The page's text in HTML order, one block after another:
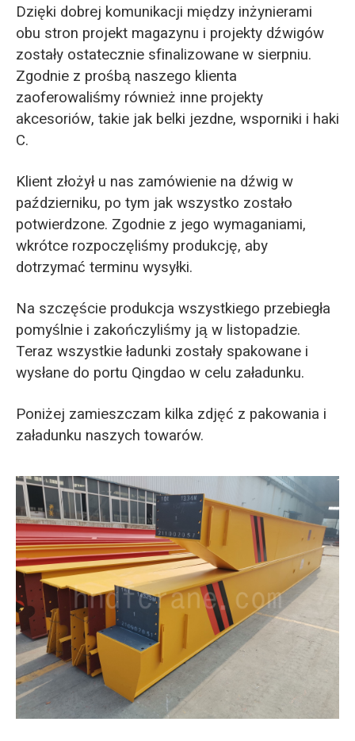
Dzięki dobrej komunikacji między inżynierami
obu stron projekt magazynu i projekty dźwigów
zostały ostatecznie sfinalizowane w sierpniu.
Zgodnie z prośbą naszego klienta
zaoferowaliśmy również inne projekty
akcesoriów, takie jak belki jezdne, wsporniki i haki
C.
Klient złożył u nas zamówienie na dźwig w
październiku, po tym jak wszystko zostało
potwierdzone. Zgodnie z jego wymaganiami,
wkrótce rozpoczęliśmy produkcję, aby
dotrzymać terminu wysyłki.
Na szczęście produkcja wszystkiego przebiegła
pomyślnie i zakończyliśmy ją w listopadzie.
Teraz wszystkie ładunki zostały spakowane i
wysłane do portu Qingdao w celu załadunku.
Poniżej zamieszczam kilka zdjęć z pakowania i
załadunku naszych towarów.